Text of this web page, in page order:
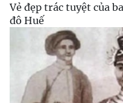
Vẻ đẹp trác tuyệt của
đô Huế